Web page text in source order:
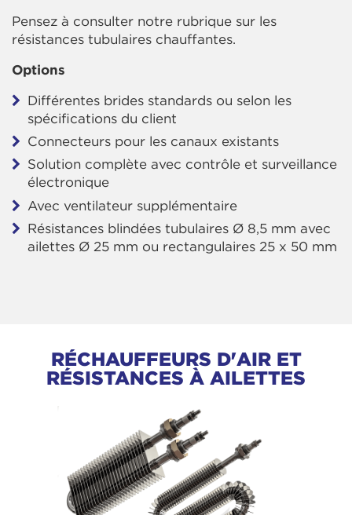
Pensez à consulter notre rubrique sur les
résistances tubulaires chauffantes.
Options
Différentes brides standards ou selon les
spécifications du client
Connecteurs pour les canaux existants
Solution complète avec contrôle et surveillance
électronique
Avec ventilateur supplémentaire
Résistances blindées tubulaires Ø 8,5 mm avec
ailettes Ø 25 mm ou rectangulaires 25 x 50 mm
RÉCHAUFFEURS D'AIR ET
RÉSISTANCES À AILETTES